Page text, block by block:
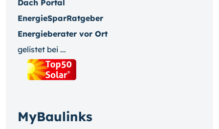
Dach Portal
EnergieSparRatgeber
Energieberater vor Ort
gelistet bei ...
MyBaulinks